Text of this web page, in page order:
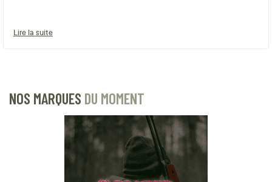
Lire la suite
NOS MARQUES DU MOMENT